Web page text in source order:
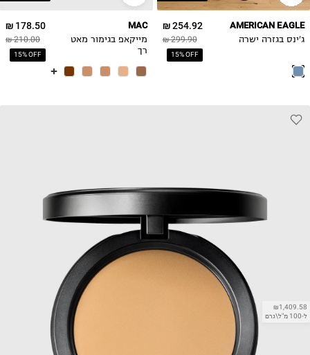
12
14
254.92 ₪
299.90 ₪
15% OFF
AMERICAN EAGLE
ג'ינס בגזרה ישרה
178.50 ₪
210.00 ₪
15% OFF
MAC
מייקאפ בגימור מאט
רך
₪1,409.58
ל-100 מ"ל\גרם